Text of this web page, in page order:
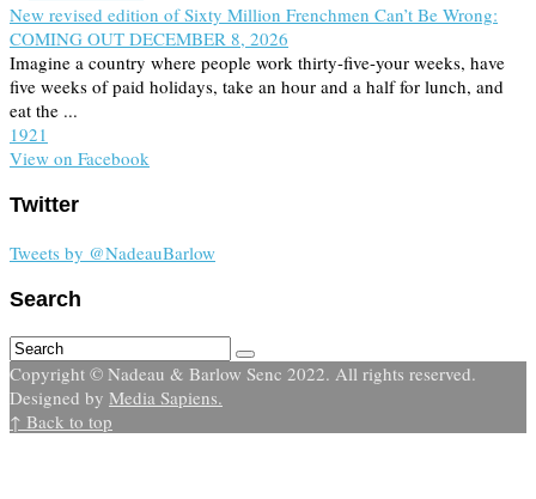
New revised edition of Sixty Million Frenchmen Can’t Be Wrong:
COMING OUT DECEMBER 8, 2026
Imagine a country where people work thirty-five-your weeks, have
five weeks of paid holidays, take an hour and a half for lunch, and
eat the ...
1921
View on Facebook
Twitter
Tweets by @NadeauBarlow
Search
Copyright © Nadeau & Barlow Senc 2022. All rights reserved.
Designed by Media Sapiens.
↑ Back to top